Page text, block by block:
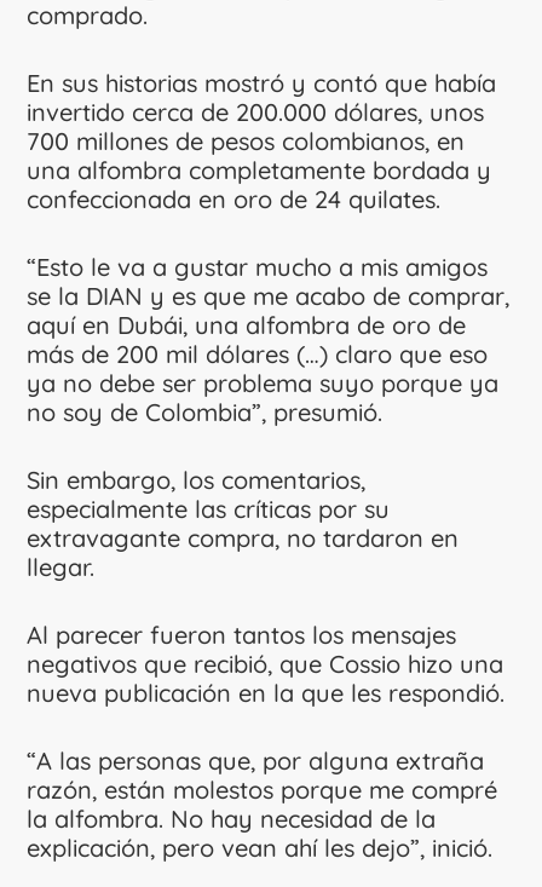
comprado.
En sus historias mostró y contó que había
invertido cerca de 200.000 dólares, unos
700 millones de pesos colombianos, en
una alfombra completamente bordada y
confeccionada en oro de 24 quilates.
“Esto le va a gustar mucho a mis amigos
se la DIAN y es que me acabo de comprar,
aquí en Dubái, una alfombra de oro de
más de 200 mil dólares (…) claro que eso
ya no debe ser problema suyo porque ya
no soy de Colombia”, presumió.
Sin embargo, los comentarios,
especialmente las críticas por su
extravagante compra, no tardaron en
llegar.
Al parecer fueron tantos los mensajes
negativos que recibió, que Cossio hizo una
nueva publicación en la que les respondió.
“A las personas que, por alguna extraña
razón, están molestos porque me compré
la alfombra. No hay necesidad de la
explicación, pero vean ahí les dejo”, inició.